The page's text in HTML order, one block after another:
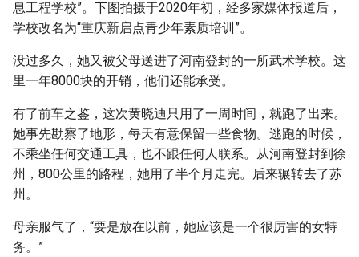
息工程学校”。下图拍摄于2020年初，经多家媒体报道后，
学校改名为“重庆新启点青少年素质培训”。
没过多久，她又被父母送进了河南登封的一所武术学校。这
里一年8000块的开销，他们还能承受。
有了前车之鉴，这次黄晓迪只用了一周时间，就跑了出来。
她事先勘察了地形，每天有意保留一些食物。逃跑的时候，
不乘坐任何交通工具，也不跟任何人联系。从河南登封到徐
州，800公里的路程，她用了半个月走完。后来辗转去了苏
州。
母亲服气了，“要是放在以前，她应该是一个很厉害的女特
务。”